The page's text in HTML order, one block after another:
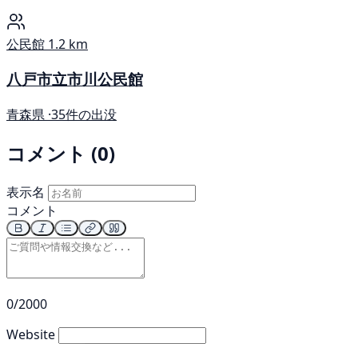
公民館 1.2 km
八戸市立市川公民館
青森県 ·35件の出没
コメント (0)
表示名
コメント
0/2000
Website